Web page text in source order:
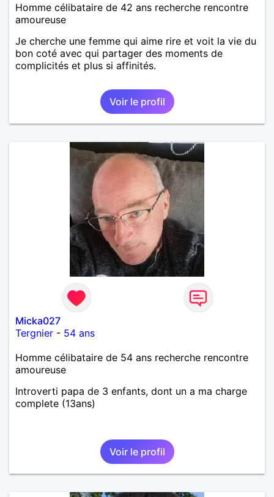
Homme célibataire de 42 ans recherche rencontre
amoureuse
Je cherche une femme qui aime rire et voit la vie du
bon coté avec qui partager des moments de
complicités et plus si affinités.
Voir le profil
Micka027
Tergnier - 54 ans
Homme célibataire de 54 ans recherche rencontre
amoureuse
Introverti papa de 3 enfants, dont un a ma charge
complete (13ans)
Voir le profil